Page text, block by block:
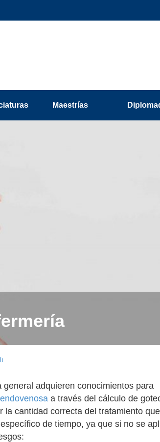
Maestrías
adquieren conocimientos para
a través del cálculo de
la cantidad correcta del tratamiento que
de tiempo, ya que si no se